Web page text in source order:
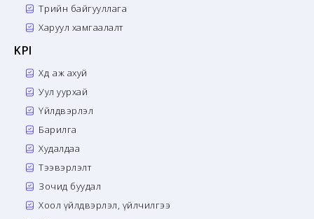
Төрийн байгууллага
Харуул хамгаалалт
KPI
Хөдөө аж ахуй
Уул уурхай
Үйлдвэрлэл
Барилга
Худалдаа
Тээвэрлэлт
Зочид буудал
Хоол үйлдвэрлэл, үйлчилгээ